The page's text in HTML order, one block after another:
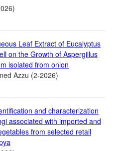
Leaf Extract of Eucalyptus
on the Growth of Aspergillus
isolated from onion
Azzu (2-2026)
and characterization
associated with imported and
from selected retail